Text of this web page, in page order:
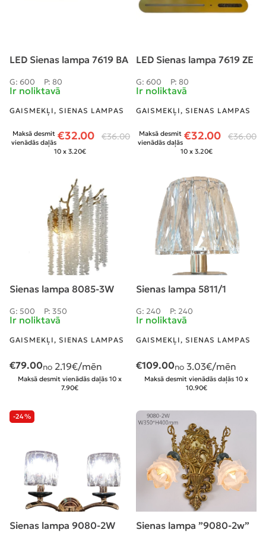
LED Sienas lampa 7619 BA
G: 600 P: 80
Ir noliktavā
GAISMEKĻI, SIENAS LAMPAS
€32.00 €36.00
Maksā desmit
vienādās daļās
10 x 3.20€
LED Sienas lampa 7619 ZE
G: 600 P: 80
Ir noliktavā
GAISMEKĻI, SIENAS LAMPAS
€32.00 €36.00
Maksā desmit
vienādās daļās
10 x 3.20€
Sienas lampa 8085-3W
G: 500 P: 350
Ir noliktavā
GAISMEKĻI, SIENAS LAMPAS
€79.00no 2.19€/mēn
Maksā desmit vienādās daļās 10 x
7.90€
Sienas lampa 5811/1
G: 240 P: 240
Ir noliktavā
GAISMEKĻI, SIENAS LAMPAS
€109.00no 3.03€/mēn
Maksā desmit vienādās daļās 10 x
10.90€
-24%
Sienas lampa 9080-2W Sienas lampa ”9080-2w”